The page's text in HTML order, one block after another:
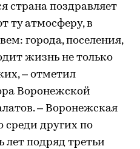
страна поздравляет
ту атмосферу, в
города, поселения,
жизнь не только
– отметил
Воронежской
– Воронежская
среди других по
лет подряд третьи